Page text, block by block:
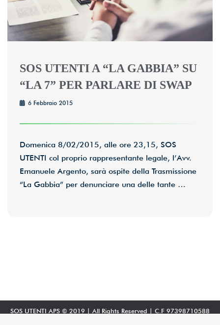
SOS UTENTI A “LA GABBIA” SU
“LA 7” PER PARLARE DI SWAP
6 Febbraio 2015
Domenica 8/02/2015, alle ore 23,15, SOS
UTENTI col proprio rappresentante legale, l’Avv.
Emanuele Argento, sarà ospite della Trasmissione
“La Gabbia” per denunciare una delle tante …
SOS UTENTI APS © 2019 | All Rights Reserved | C.F 97398710588